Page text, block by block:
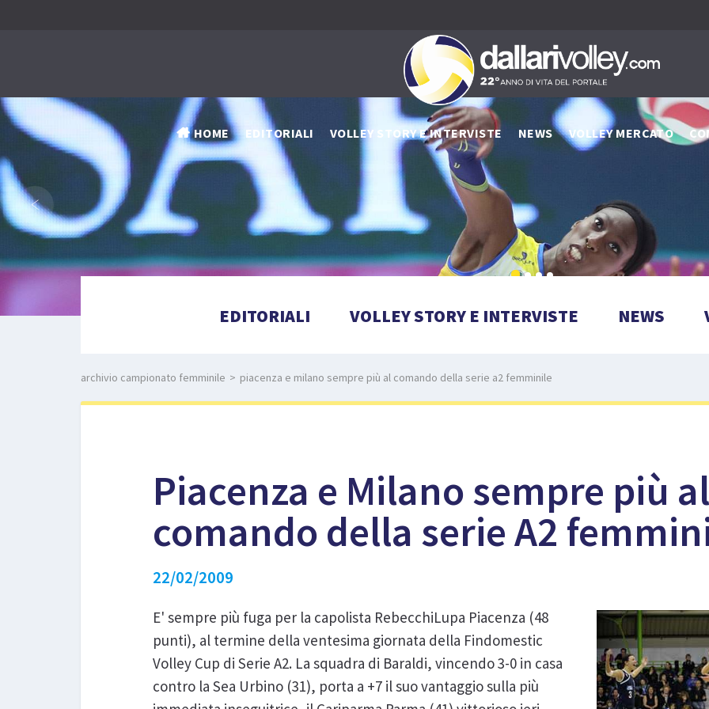
HOME EDITORIALI VOLLEY STORY E INTERVISTE NEWS VOLLEY MERCATO
‹
EDITORIALI VOLLEY STORY E INTERVISTE NEWS
archivio campionato femminile > piacenza e milano sempre più al comando della serie a2 femminile
Piacenza e Milano sempre più
comando della serie A2
22/02/2009
E' sempre più fuga per la capolista RebecchiLupa Piacenza (48
punti), al termine della ventesima giornata della Findomestic
Volley Cup di Serie A2. La squadra di Baraldi, vincendo 3-0 in casa
contro la Sea Urbino (31), porta a +7 il suo vantaggio sulla più